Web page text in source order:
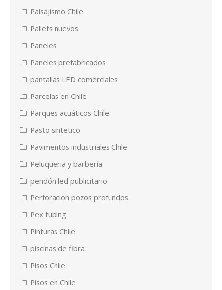
Paisajismo Chile
Pallets nuevos
Paneles
Paneles prefabricados
pantallas LED comerciales
Parcelas en Chile
Parques acuáticos Chile
Pasto sintetico
Pavimentos industriales Chile
Peluqueria y barbería
pendón led publicitario
Perforacion pozos profundos
Pex tubing
Pinturas Chile
piscinas de fibra
Pisos Chile
Pisos en Chile